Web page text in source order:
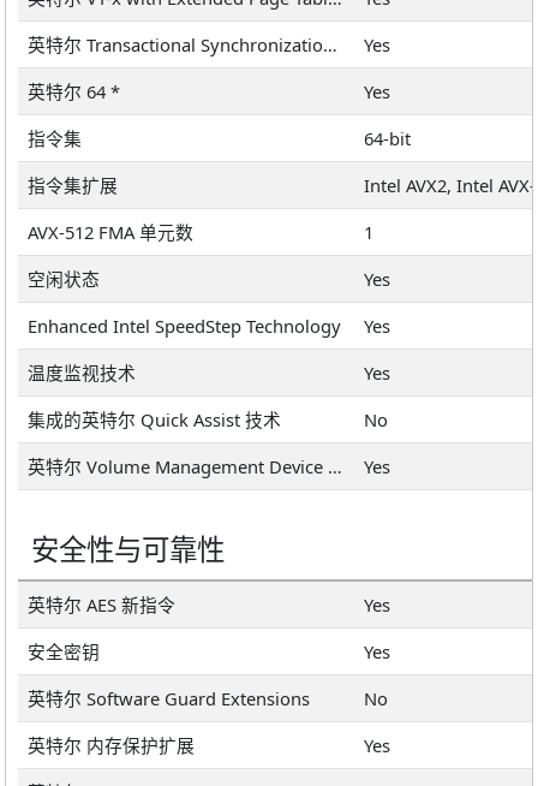
英特尔 Transactional Synchronization Extensions – New Instructions (英特尔 TSX-NI)
Yes
英特尔 64 *
Yes
指令集
64-bit
指令集扩展
Intel AVX2, Intel
AVX-512 FMA 单元数
1
空闲状态
Yes
Enhanced Intel SpeedStep Technology
Yes
温度监视技术
Yes
集成的英特尔 Quick Assist 技术
No
英特尔 Volume Management Device (VMD)
Yes
安全性与可靠性
英特尔 AES 新指令
Yes
安全密钥
Yes
英特尔 Software Guard Extensions
No
英特尔 内存保护扩展
Yes